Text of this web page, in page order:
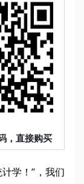
，直接购买
学！”，我们